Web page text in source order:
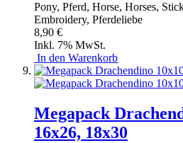
Pony, Pferd, Horse, Horses,
Embroidery, Pferdeliebe
8,90 €
Inkl. 7% MwSt.
In den Warenkorb
Megapack
16x26, 18x30